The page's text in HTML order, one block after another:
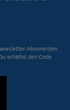
Abonnenten.
erhältst den Code